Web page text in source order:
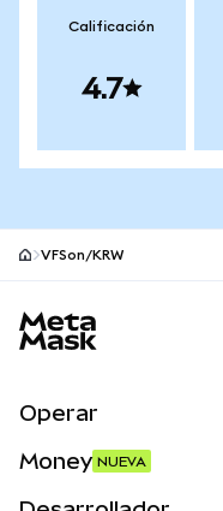
Calificación
4.7
VFSon/KRW
Operar
Money NUEVA